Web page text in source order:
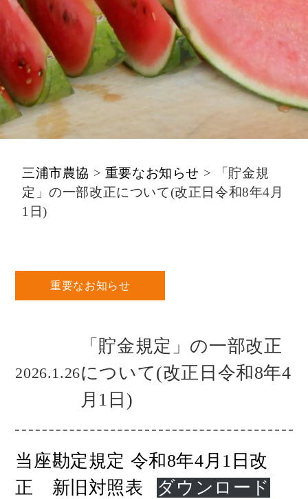
三浦市農協 > 重要なお知らせ >
「貯金規
定」の一部改正について(改正日令和8年4月
1日)
重要なお知らせ
2026.1.26
「貯金規定」の一部改正
について(改正日令和8年4
月1日)
当座勘定規定 令和8年4月1日改
正 新旧対照表
ダウンロード